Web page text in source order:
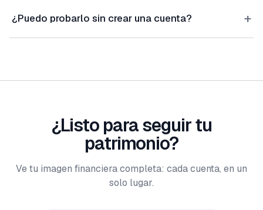
¿Puedo probarlo sin crear una cuenta? +
¿Listo para seguir tu
patrimonio?
Ve tu imagen financiera completa: cada cuenta, en un
solo lugar.